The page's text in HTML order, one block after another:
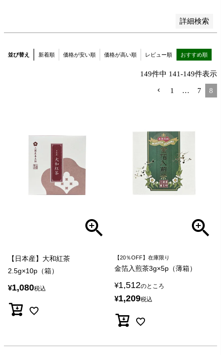
詳細検索
並び替え 新着順 価格が安い順 価格が高い順 レビュー順 おすすめ順
149件中 141-149件表示
1 … 7 8
【日本産】大和紅茶
2.5g×10p（箱）
¥1,080税込
【20％OFF】在庫限り
金箔入煎茶3g×5p（薄箱）
¥1,512のところ
¥1,209税込